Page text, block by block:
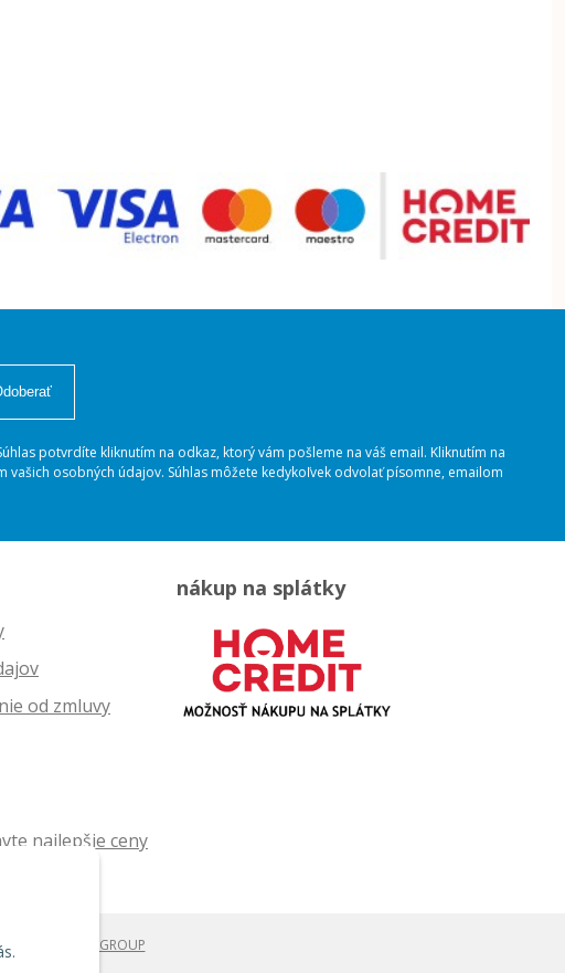
potvrdíte kliknutím na odkaz, ktorý vám pošleme na váš email. Kliknutím na
osobných údajov. Súhlas môžete kedykoľvek odvolať písomne, emailom
od zmluvy
nákup na splátky
WEBYGROUP